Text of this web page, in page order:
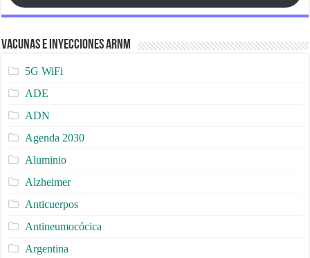
Vacunas e Inyecciones ARNm
5G WiFi
ADE
ADN
Agenda 2030
Aluminio
Alzheimer
Anticuerpos
Antineumocócica
Argentina